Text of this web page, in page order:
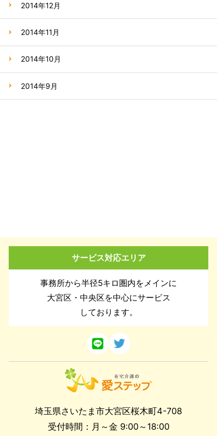
2014年12月
2014年11月
2014年10月
2014年9月
サービス対応エリア
事務所から半径5キロ圏内をメインに
大宮区・中央区を中心にサービス
しております。
埼玉県さいたま市大宮区桜木町4-708
受付時間：月～金 9:00～18:00